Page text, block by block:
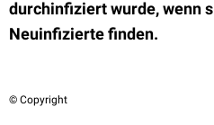
durchinfiziert wurde, wenn
Neuinfizierte finden.
© Copyright